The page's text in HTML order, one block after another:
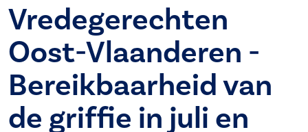
Vredegerechten
Oost-Vlaanderen -
Bereikbaarheid van
de griffie in juli en